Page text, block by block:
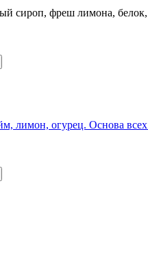
сироп, фреш лимона,
лимон, огурец. Основа